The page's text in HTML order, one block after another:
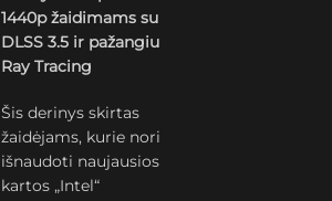
1440p žaidimams su
DLSS 3.5 ir pažangiu
Ray Tracing
Šis derinys skirtas
žaidėjams, kurie nori
išnaudoti naujausios
kartos „Intel“